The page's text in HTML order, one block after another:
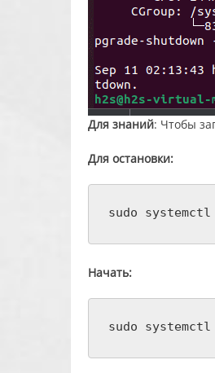
Для знаний: Чтобы
Для остановки:
sudo
Начать:
sudo